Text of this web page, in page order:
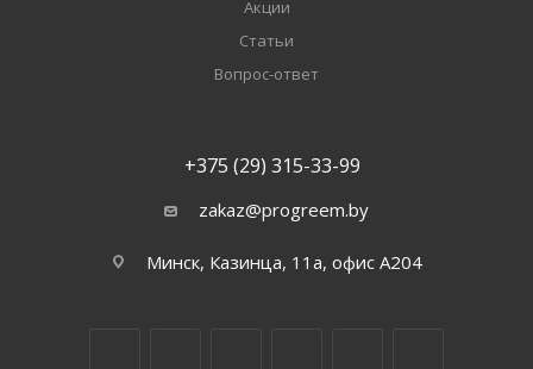
Акции
Статьи
Вопрос-ответ
+375 (29) 315-33-99
zakaz@progreem.by
Минск, Казинца, 11а, офис А204